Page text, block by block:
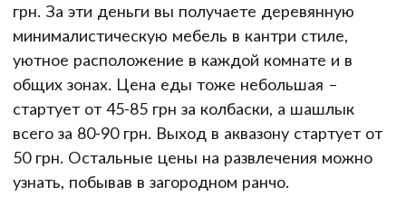
грн. За эти деньги вы получаете деревянную
минималистическую мебель в кантри стиле,
уютное расположение в каждой комнате и в
общих зонах. Цена еды тоже небольшая –
стартует от 45-85 грн за колбаски, а шашлык
всего за 80-90 грн. Выход в аквазону стартует от
50 грн. Остальные цены на развлечения можно
узнать, побывав в загородном ранчо.